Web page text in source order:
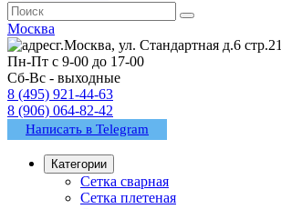
Москва
г.Москва, ул. Стандартная д.6 стр.21
Пн-Пт с 9-00 до 17-00
Сб-Вс - выходные
8 (495) 921-44-63
8 (906) 064-82-42
Написать в Telegram
Категории
Сетка сварная
Сетка плетеная